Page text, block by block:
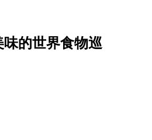
的世界食物巡